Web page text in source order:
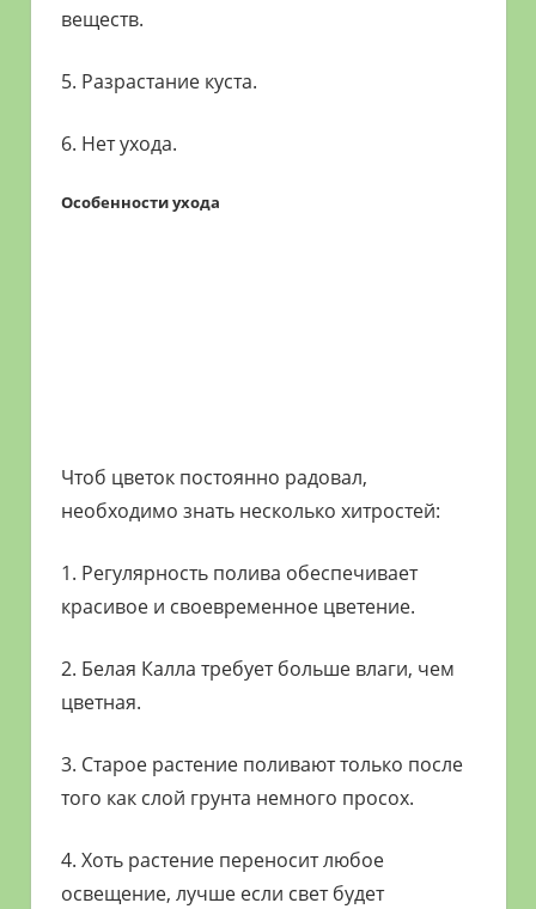
веществ.
5. Разрастание куста.
6. Нет ухода.
Особенности ухода
Чтоб цветок постоянно радовал,
необходимо знать несколько хитростей:
1. Регулярность полива обеспечивает
красивое и своевременное цветение.
2. Белая Калла требует больше влаги, чем
цветная.
3. Старое растение поливают только после
того как слой грунта немного просох.
4. Хоть растение переносит любое
освещение, лучше если свет будет